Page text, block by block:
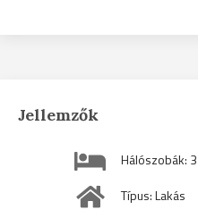
Jellemzők
Hálószobák: 3
Típus: Lakás